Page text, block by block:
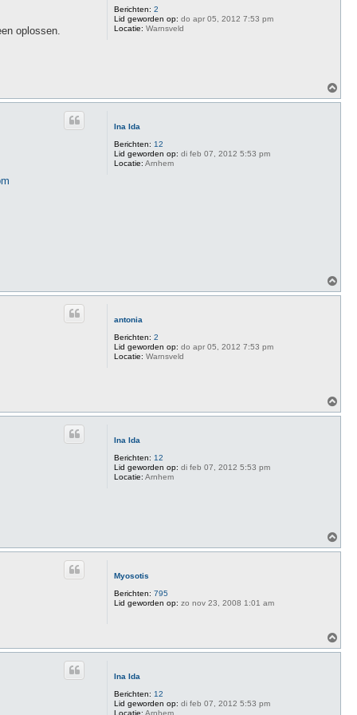
Berichten: 2
Lid geworden op: do apr 05, 2012 7:53 pm
Locatie: Warnsveld
oplossen.
m
Ina Ida
Berichten: 12
Lid geworden op: di feb 07, 2012 5:53 pm
Locatie: Arnhem
m
antonia
Berichten: 2
Lid geworden op: do apr 05, 2012 7:53 pm
Locatie: Warnsveld
m
Ina Ida
Berichten: 12
Lid geworden op: di feb 07, 2012 5:53 pm
Locatie: Arnhem
m
Myosotis
Berichten: 795
Lid geworden op: zo nov 23, 2008 1:01 am
m
Ina Ida
Berichten: 12
Lid geworden op: di feb 07, 2012 5:53 pm
Locatie: Arnhem